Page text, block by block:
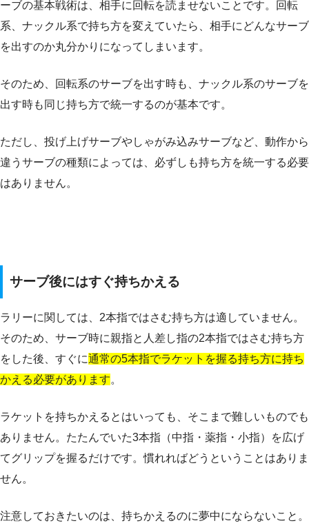
ーブの基本戦術は、相手に回転を読ませないことです。回転
系、ナックル系で持ち方を変えていたら、相手にどんなサーブ
を出すのか丸分かりになってしまいます。
そのため、回転系のサーブを出す時も、ナックル系のサーブを
出す時も同じ持ち方で統一するのが基本です。
ただし、投げ上げサーブやしゃがみ込みサーブなど、動作から
違うサーブの種類によっては、必ずしも持ち方を統一する必要
はありません。
サーブ後にはすぐ持ちかえる
ラリーに関しては、2本指ではさむ持ち方は適していません。
そのため、サーブ時に親指と人差し指の2本指ではさむ持ち方
をした後、すぐに通常の5本指でラケットを握る持ち方に持ち
かえる必要があります。
ラケットを持ちかえるとはいっても、そこまで難しいものでも
ありません。たたんでいた3本指（中指・薬指・小指）を広げ
てグリップを握るだけです。慣れればどうということはありま
せん。
注意しておきたいのは、持ちかえるのに夢中にならないこと。